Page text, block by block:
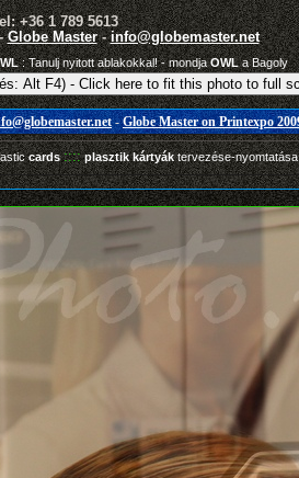
+36 1 789 5613
Globe Master-info@globemaster.net
: Tanulj nyitott ablakokkal! - mondjaOWLa Bagoly
-Globe Master on Printexpo
cards :::: plasztik kártyáktervezése-